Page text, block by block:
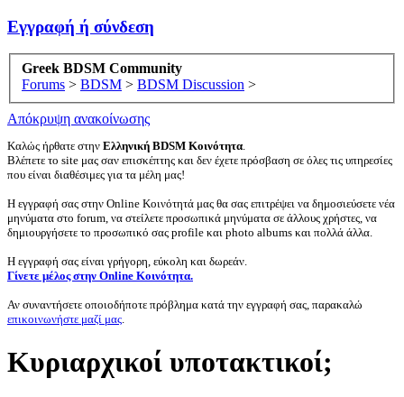
Εγγραφή ή σύνδεση
Greek BDSM Community
Forums > BDSM > BDSM Discussion >
Απόκρυψη ανακοίνωσης
Καλώς ήρθατε στην Ελληνική BDSM Κοινότητα.
Βλέπετε το site μας σαν επισκέπτης και δεν έχετε πρόσβαση σε όλες τις υπηρεσίες
που είναι διαθέσιμες για τα μέλη μας!
Η εγγραφή σας στην Online Κοινότητά μας θα σας επιτρέψει να δημοσιεύσετε νέα
μηνύματα στο forum, να στείλετε προσωπικά μηνύματα σε άλλους χρήστες, να
δημιουργήσετε το προσωπικό σας profile και photo albums και πολλά άλλα.
Η εγγραφή σας είναι γρήγορη, εύκολη και δωρεάν.
Γίνετε μέλος στην Online Κοινότητα.
Αν συναντήσετε οποιοδήποτε πρόβλημα κατά την εγγραφή σας, παρακαλώ
επικοινωνήστε μαζί μας.
Κυριαρχικοί υποτακτικοί;